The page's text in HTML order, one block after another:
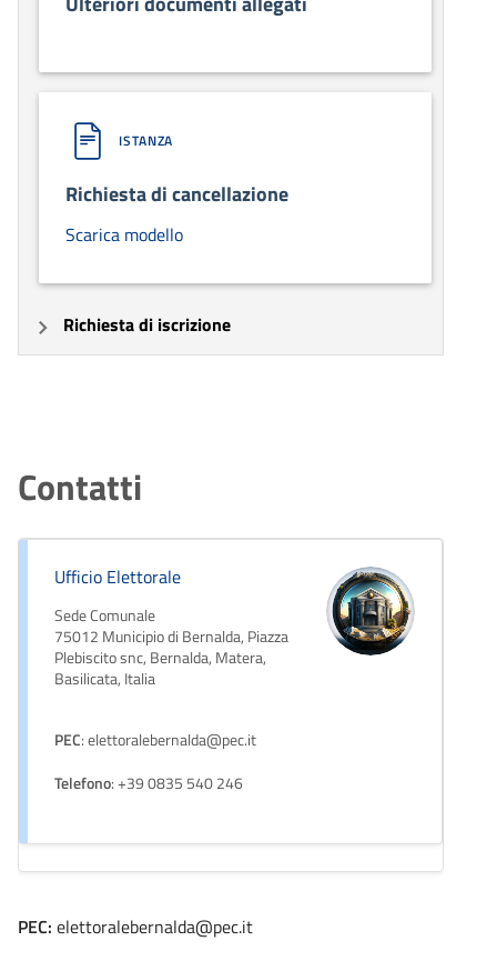
ISTANZA
Richiesta di cancellazione
Scarica modello
Richiesta di iscrizione
Contatti
Ufficio Elettorale
Sede Comunale
75012 Municipio di Bernalda, Piazza
Plebiscito snc, Bernalda, Matera,
Basilicata, Italia
PEC: elettoralebernalda@pec.it
Telefono: +39 0835 540 246
PEC: elettoralebernalda@pec.it